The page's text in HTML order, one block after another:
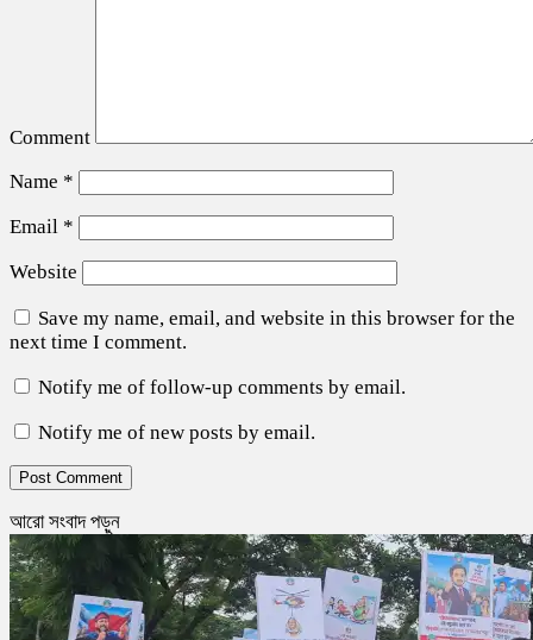
Comment
Name *
Email *
Website
Save my name, email, and website in this browser for the
next time I comment.
Notify me of follow-up comments by email.
Notify me of new posts by email.
আরো সংবাদ পড়ুন